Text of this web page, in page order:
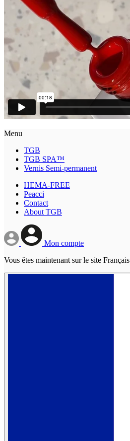
Menu
TGB
TGB SPA™
Vernis Semi-permanent
HEMA-FREE
Peacci
Contact
About TGB
Mon compte
Vous êtes maintenant sur le site Français